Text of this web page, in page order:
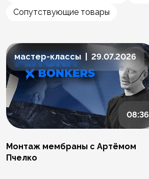
Сопутствующие товары
мастер-классы | 29.07.2026
08:36
Монтаж мембраны с Артёмом
Пчелко